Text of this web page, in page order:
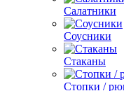
Салатники
Соусники
Стаканы
Стопки /